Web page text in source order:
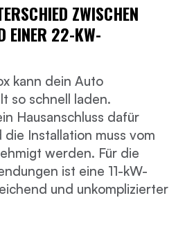
ZWISCHEN
EINER 22-KW-
kann dein Auto
so schnell laden.
Hausanschluss dafür
die Installation muss vom
werden. Für die
ist eine 11-kW-
und unkomplizierter